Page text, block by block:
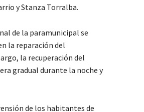
y Stanza Torralba.
de la paramunicipal se
la reparación del
la recuperación del
gradual durante la noche y
de los habitantes de